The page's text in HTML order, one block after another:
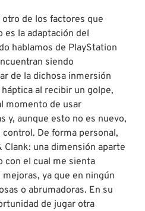
de los factores que
es la adaptación del
hablamos de PlayStation
siendo
de la dichosa inmersión
al recibir un golpe,
momento de usar
y, aunque esto no es nuevo,
De forma personal,
una dimensión aparte
con el cual me sienta
ya que en ningún
o abrumadoras. En su
de jugar otra